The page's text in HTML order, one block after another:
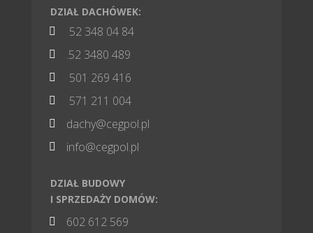
DZIAŁ DACHÓWEK:
 52 348 04 84
 .52 3480 489
 501 269 416
 571 211 004
 dachy@cegpol.pl
 info@cegpol.pl
DZIAŁ BUDOWY
I SPRZEDAŻY DOMÓW:
 602 612 569